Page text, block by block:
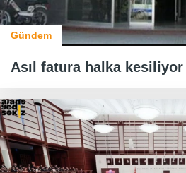
Gündem
Asıl fatura halka kesiliyor